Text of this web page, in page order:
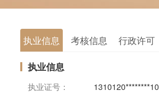
执业信息 考核信息 行政许可
执业信息
执业证号： 1310120********10